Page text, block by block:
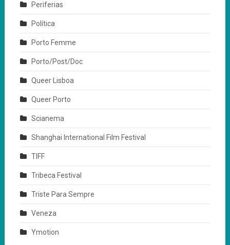
Periferias
Política
Porto Femme
Porto/Post/Doc
Queer Lisboa
Queer Porto
Scianema
Shanghai International Film Festival
TIFF
Tribeca Festival
Triste Para Sempre
Veneza
Ymotion